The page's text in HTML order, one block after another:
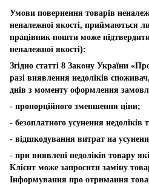
Умови повернення товарів
неналежної якості, приймаються
працівник пошти може
неналежної якості):
Згідно статті 8 Закону України
разі виявлення недоліків
днів з моменту оформлення
- пропорційного зменшення ціни;
- безоплатного усунення недоліків
- відшкодування витрат на
- при виявлені недоліків товару
Клієнт може запросити заміну
Інформування про отримання